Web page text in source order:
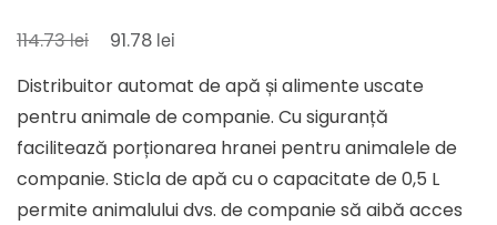
114.73lei
Prețul
a
fost:
114.73 lei.
91.78 lei
este:
91.78 lei.
Distribuitor automat de apă și alimente uscate
pentru animale de companie. Cu siguranță
facilitează porționarea hranei pentru animalele de
companie. Sticla de apă cu o capacitate de 0,5 L
permite animalului dvs. de companie să aibă acces